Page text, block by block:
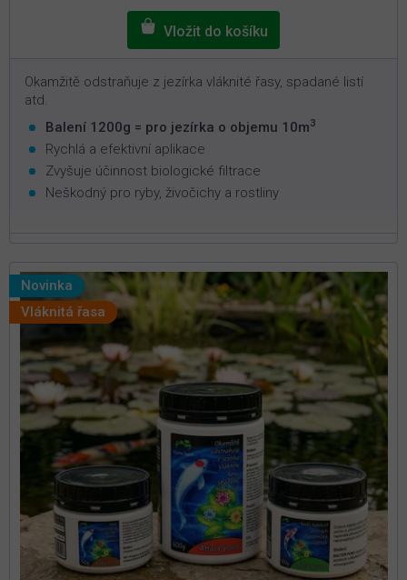
Okamžitě odstraňuje z jezírka vláknité řasy, spadané listí
atd.
Balení 1200g = pro jezírka o objemu 10m3
Rychlá a efektivní aplikace
Zvyšuje účinnost biologické filtrace
Neškodný pro ryby, živočichy a rostliny
Novinka
Vláknitá řasa